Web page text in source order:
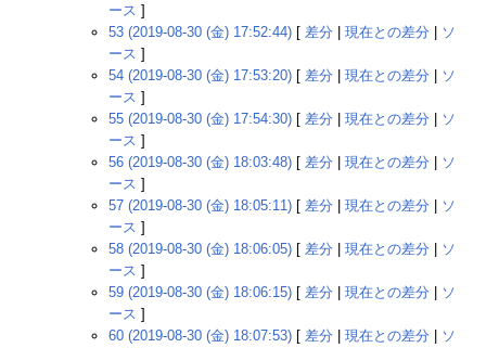
ース ]
53 (2019-08-30 (金) 17:52:44) [ 差分 現在との差分
ソ
ース ]
54 (2019-08-30 (金) 17:53:20) [ 差分 現在との差分
ソ
ース ]
55 (2019-08-30 (金) 17:54:30) [ 差分 現在との差分
ソ
ース ]
56 (2019-08-30 (金) 18:03:48) [ 差分 現在との差分
ソ
ース ]
57 (2019-08-30 (金) 18:05:11) [ 差分 現在との差分
ソ
ース ]
58 (2019-08-30 (金) 18:06:05) [ 差分 現在との差分
ソ
ース ]
59 (2019-08-30 (金) 18:06:15) [ 差分 現在との差分
ソ
ース ]
60 (2019-08-30 (金) 18:07:53) [ 差分 現在との差分
ソ